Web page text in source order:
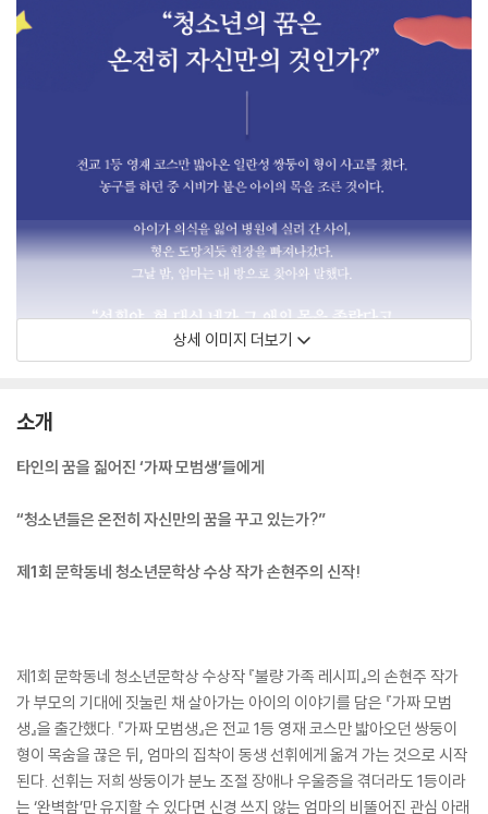
상세 이미지 더보기
소개
타인의 꿈을 짊어진 ‘가짜 모범생’들에게
“청소년들은 온전히 자신만의 꿈을 꾸고 있는가?”
제1회 문학동네 청소년문학상 수상 작가 손현주의 신작!
제1회 문학동네 청소년문학상 수상작 『불량 가족 레시피』의 손현주 작가
가 부모의 기대에 짓눌린 채 살아가는 아이의 이야기를 담은 『가짜 모범
생』을 출간했다. 『가짜 모범생』은 전교 1등 영재 코스만 밟아오던 쌍둥이
형이 목숨을 끊은 뒤, 엄마의 집착이 동생 선휘에게 옮겨 가는 것으로 시작
된다. 선휘는 저희 쌍둥이가 분노 조절 장애나 우울증을 겪더라도 1등이라
는 ‘완벽함’만 유지할 수 있다면 신경 쓰지 않는 엄마의 비뚤어진 관심 아래